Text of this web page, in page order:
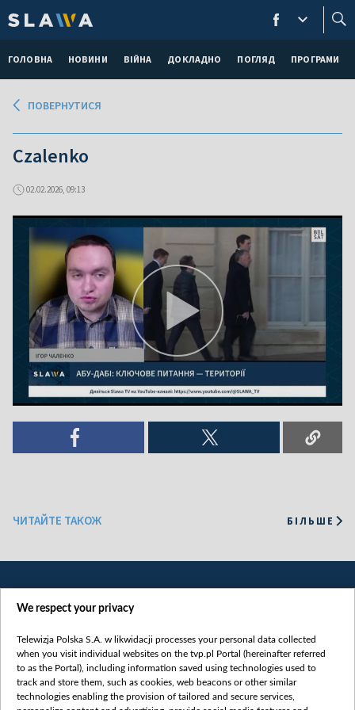
ГОЛОВНА НОВИНИ ВІЙНА ДОКЛАДНО ПОГЛЯД ПРОГРАМИ
ПОВЕРНУТИСЯ
Czalenko
02.02.2026, 09:13
ЧИТАЙТЕ ТАКОЖ БІЛЬШЕ
Категорії
We respect your privacy
Telewizja Polska S.A. w likwidacji processes your personal data collected
when you visit individual websites on the tvp.pl Portal (hereinafter referred
to as the Portal), including information saved using technologies used to
track and store them, such as cookies, web beacons or other similar
technologies enabling the provision of tailored and secure services,